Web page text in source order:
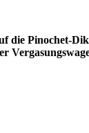
die Pinochet-